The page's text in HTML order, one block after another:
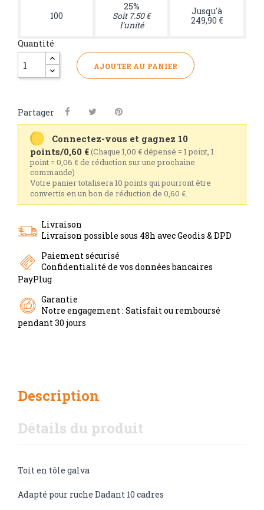
100
25%
Soit 7.50 €
l'unité
Jusqu'à
249,90 €
Quantité
AJOUTER AU PANIER
Partager
Connectez-vous et gagnez 10
points/0,60 €(Chaque 1,00 € dépensé = 1 point, 1
point = 0,06 € de réduction sur une prochaine
commande)
Votre panier totalisera 10 points qui pourront être
convertis en un bon de réduction de 0,60 €.
Livraison
Livraison possible sous 48h avec Geodis & DPD
Paiement sécurisé
Confidentialité de vos données bancaires
PayPlug
Garantie
Notre engagement : Satisfait ou remboursé
pendant 30 jours
Description
Détails du produit
Toit en tôle galva
Adapté pour ruche Dadant 10 cadres